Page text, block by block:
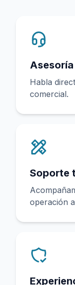
Habla
comercial.
Soporte
operación